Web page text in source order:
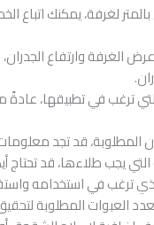
لغرفة، يمكنك اتباع
الغرفة وارتفاع
ترغب في تطبيقها، عادةً
المطلوبة، قد تجد
يجب طلاءها، قد تحتاج
ترغب في استخدامه
العبوات المطلوبة